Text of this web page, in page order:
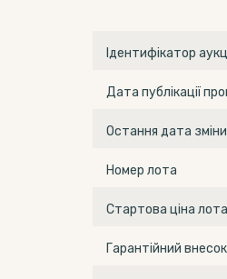
Ідентифікатор
Дата публікації
Остання дата
Номер лота
Стартова ціна лота
Гарантійний внесок